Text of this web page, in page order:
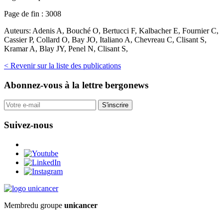
Page de fin : 3008
Auteurs: Adenis A, Bouché O, Bertucci F, Kalbacher E, Fournier C,
Cassier P, Collard O, Bay JO, Italiano A, Chevreau C, Clisant S,
Kramar A, Blay JY, Penel N, Clisant S,
< Revenir sur la liste des publications
Abonnez-vous à la lettre bergonews
S'inscrire
Suivez-nous
Membredu groupe unicancer